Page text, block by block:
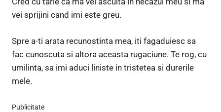
vei sprijini cand imi este greu.
Spre a-ti arata recunostinta mea, iti fagaduiesc sa
fac cunoscuta si altora aceasta rugaciune. Te rog, cu
umilinta, sa imi aduci liniste in tristetea si durerile
mele.
Publicitate